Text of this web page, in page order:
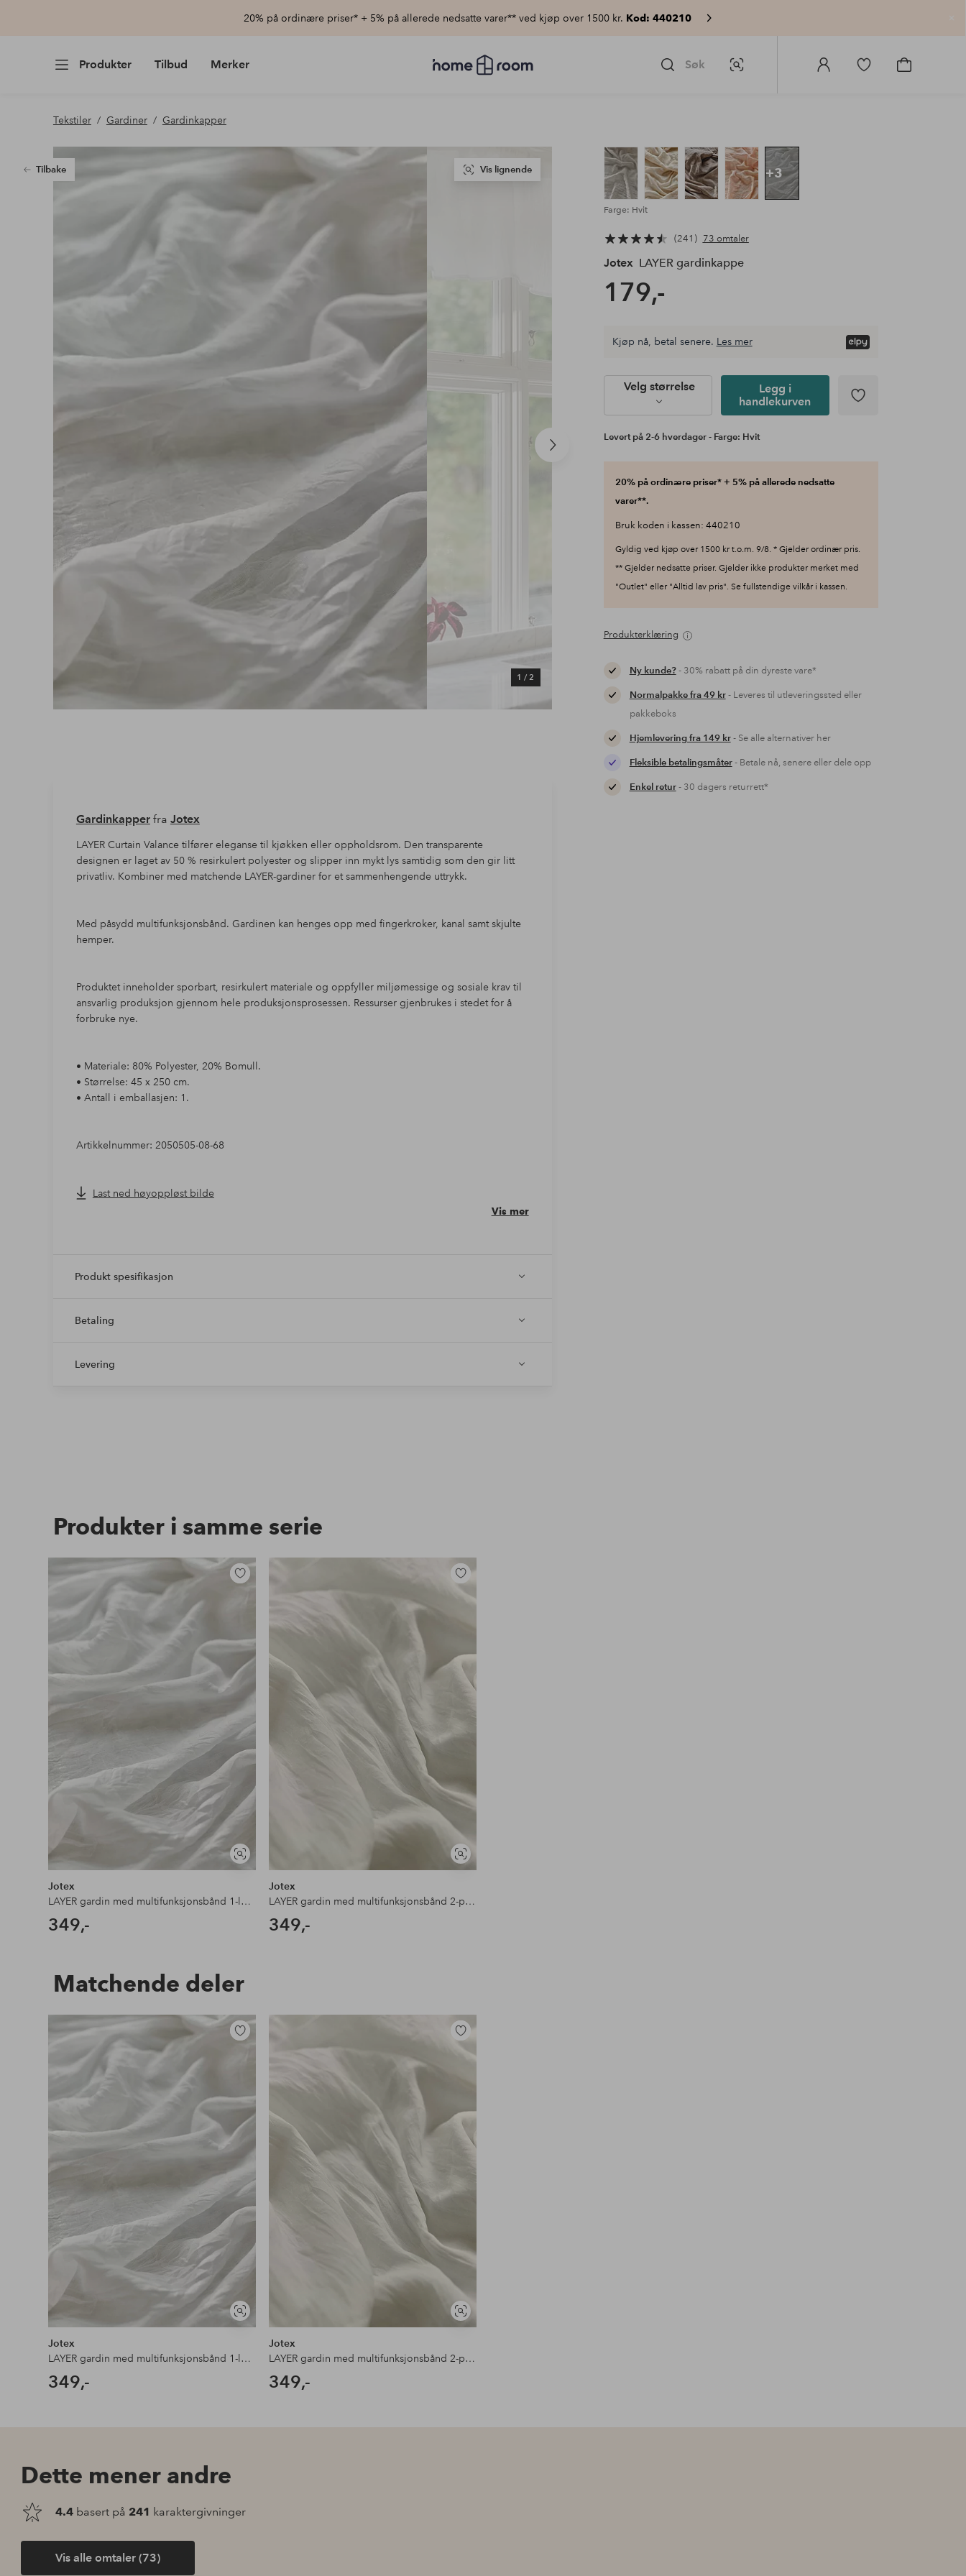
20% på ordinære priser* + 5% på allerede nedsatte varer** ved kjøp over 1500 kr. Kod: 440210
Produkter Tilbud Merker
Homeroom
–
pris
Søk Bildesøk
Logg
Gå
Gå
Tekstiler Gardiner Gardinkapper
Tilbake
Neste
produkt
1 / 2
Vis lignende +3
Farge: Hvit
241 73 omtaler
Jotex LAYER gardinkappe
179,-
Kjøp nå, betal senere. Les mer
Velg størrelse
Legg i
handlekurven
Levert på 2-6 hverdager - Farge: Hvit
20% på ordinære priser* + 5% på allerede nedsatte
varer**.
Bruk koden i kassen: 440210
Gyldig ved kjøp over 1500 kr t.o.m. 9/8. * Gjelder ordinær pris.
** Gjelder nedsatte priser. Gjelder ikke produkter merket med
"Outlet" eller "Alltid lav pris". Se fullstendige vilkår i kassen.
Produkterklæring
Ny kunde?- 30% rabatt på din dyreste vare*
Normalpakke fra 49 kr- Leveres til utleveringssted eller
pakkeboks
Hjemlevering fra 149 kr- Se alle alternativer her
Fleksible betalingsmåter- Betale nå, senere eller dele opp
Enkel retur- 30 dagers returrett*
Gardinkapperfra Jotex
LAYER Curtain Valance tilfører eleganse til kjøkken eller oppholdsrom. Den transparente
designen er laget av 50 % resirkulert polyester og slipper inn mykt lys samtidig som den gir litt
privatliv. Kombiner med matchende LAYER-gardiner for et sammenhengende uttrykk.
Med påsydd multifunksjonsbånd. Gardinen kan henges opp med fingerkroker, kanal samt skjulte
hemper.
Produktet inneholder sporbart, resirkulert materiale og oppfyller miljømessige og sosiale krav til
ansvarlig produksjon gjennom hele produksjonsprosessen. Ressurser gjenbrukes i stedet for å
forbruke nye.
• Materiale: 80% Polyester, 20% Bomull.
• Størrelse: 45 x 250 cm.
• Antall i emballasjen: 1.
Artikkelnummer: 2050505-08-68
Last ned høyoppløst bilde
Vis mer
Produkt spesifikasjon
Betaling
Levering
Produkter i samme serie
Vis
lignende
Jotex
LAYER gardin med multifunksjonsbånd 1-lengde ekstra bred
349,-
Vis
lignende
Legg
Jotex
LAYER gardin med multifunksjonsbånd 2-pakke
349,-
Matchende deler
Vis
lignende
Jotex
LAYER gardin med multifunksjonsbånd 1-lengde ekstra bred
349,-
Vis
lignende
Legg
Jotex
LAYER gardin med multifunksjonsbånd 2-pakke
349,-
Dette mener andre
4.4 basert på 241 karaktergivninger
Vis alle omtaler (73)